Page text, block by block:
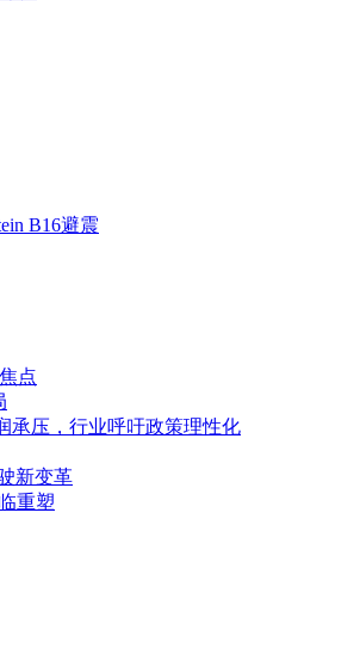
B16避震
点
承压，行业呼吁政策理性化
新变革
重塑